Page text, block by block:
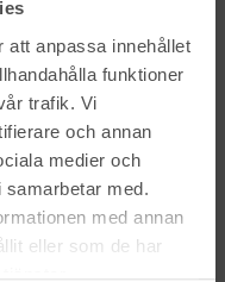
att anpassa innehållet
funktioner
trafik. Vi
och annan
medier och
med.
med annan
eller som de har